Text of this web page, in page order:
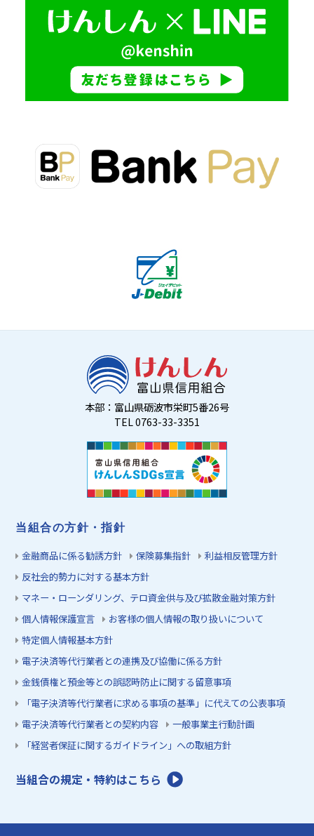
本部：富山県砺波市栄町5番26号
TEL 0763-33-3351
当組合の方針・指針
金融商品に係る勧誘方針 保険募集指針
利益相反管理方針
反社会的勢力に対する基本方針
マネー・ローンダリング、テロ資金供与及び拡散金融対策方針
個人情報保護宣言
お客様の個人情報の取り扱いについて
特定個人情報基本方針
電子決済等代行業者との連携及び協働に係る方針
金銭債権と預金等との誤認時防止に関する留意事項
「電子決済等代行業者に求める事項の基準」に代えての公表事項
電子決済等代行業者との契約内容
一般事業主行動計画
「経営者保証に関するガイドライン」への取組方針
当組合の規定・特約はこちら